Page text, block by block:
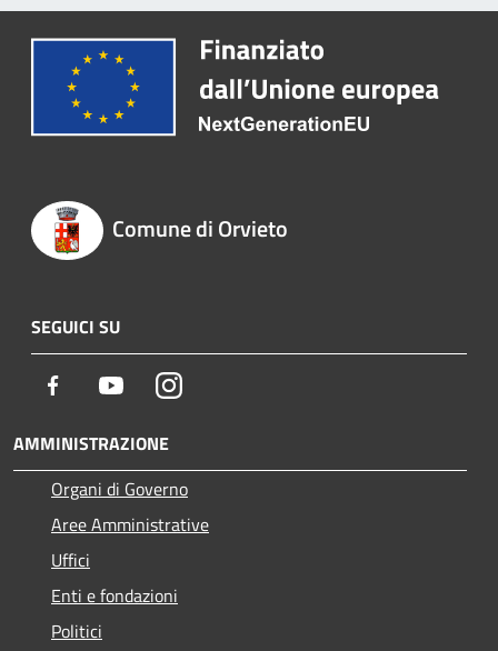
Comune di Orvieto
SEGUICI SU
Facebook YoutubeInstagram
AMMINISTRAZIONE
Organi di Governo
Aree Amministrative
Uffici
Enti e fondazioni
Politici